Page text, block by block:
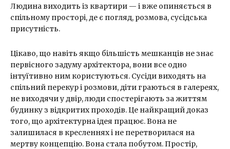
Людина виходить із квартири — і вже опиняється в
спільному просторі, де є погляд, розмова, сусідська
присутність.
Цікаво, що навіть якщо більшість мешканців не знає
первісного задуму архітектора, вони все одно
інтуїтивно ним користуються. Сусіди виходять на
спільний перекур і розмови, діти граються в галереях,
не виходячи у двір, люди спостерігають за життям
будинку з відкритих проходів. Це найкращий доказ
того, що архітектурна ідея працює. Вона не
залишилася в кресленнях і не перетворилася на
мертву концепцію. Вона стала побутом. Простір,